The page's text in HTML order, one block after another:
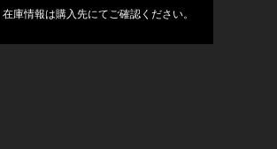
在庫情報は購入先にてご確認ください。